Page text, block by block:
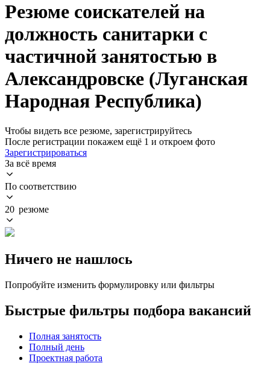
Резюме соискателей на
должность санитарки с
частичной занятостью в
Александровске (Луганская
Народная Республика)
Чтобы видеть все резюме, зарегистрируйтесь
После регистрации покажем ещё 1 и откроем фото
Зарегистрироваться
За всё время
По соответствию
20 резюме
Ничего не нашлось
Попробуйте изменить формулировку или фильтры
Быстрые фильтры подбора вакансий
Полная занятость
Полный день
Проектная работа